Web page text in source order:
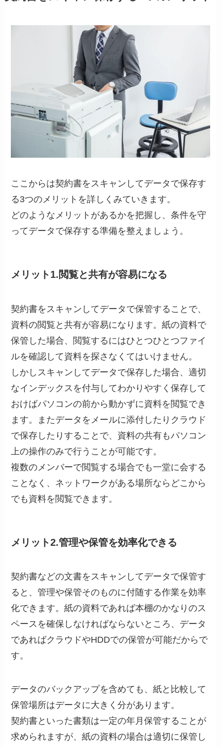
ここからは契約書をスキャンしてデータで保存す
る3つのメリットを詳しくみていきます。
どのようなメリットがあるかを把握し、条件を守
ってデータで保存する準備を整えましょう。
メリット1.閲覧と共有が容易になる
契約書をスキャンしてデータで保管することで、
資料の閲覧と共有が容易になります。紙の資料で
保管した場合、閲覧するにはひとつひとつファイ
ルを確認して資料を探さなくてはいけません。
しかしスキャンしてデータで保存した場合、適切
なインデックスを付与してわかりやすく保存して
おけばパソコンの前から動かずに資料を閲覧でき
ます。またデータをメールに添付したりクラウド
で保存したりすることで、資料の共有もパソコン
上の操作のみで行うことが可能です。
複数のメンバーで閲覧する場合でも一堂に会する
ことなく、ネットワークがある場所ならどこから
でも資料を閲覧できます。
メリット2.管理や保管を効率化できる
契約書などの文書をスキャンしてデータで保管す
ると、管理や保管そのものに付随する作業を効率
化できます。紙の資料であれば本棚のかなりのス
ペースを確保しなければならないところ、データ
であればクラウドやHDDでの保管が可能だからで
す。
データのバックアップを含めても、紙と比較して
保管場所はデータに大きく分があります。
契約書といった書類は一定の年月保管することが
求められますが、紙の資料の場合は適切に保管し